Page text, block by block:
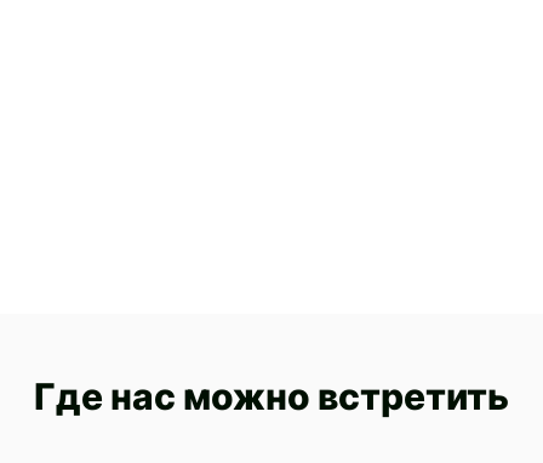
Где нас можно встретить